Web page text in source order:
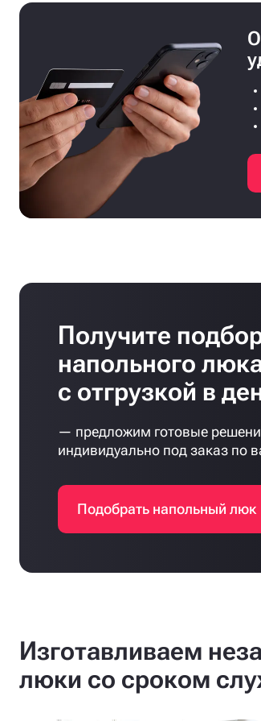
Получите
напольного
с отгрузкой в
— предложим готовые
индивидуально под заказ по
Подобрать напольный люк
Изготавливаем
люки со сроком